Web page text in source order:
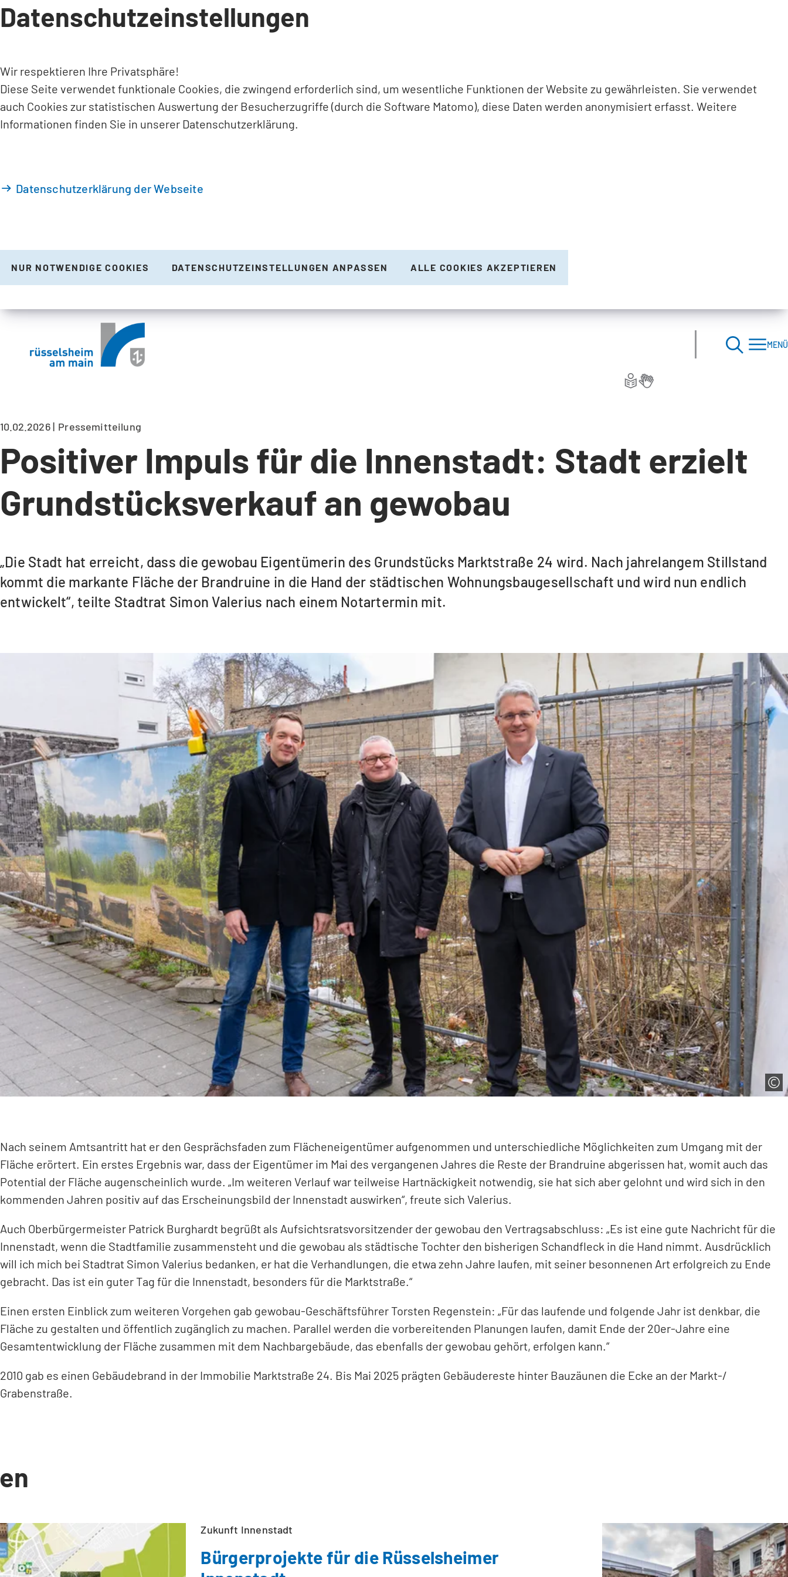
INHALT ANSPRINGEN
Datenschutzeinstellungen
Wir respektieren Ihre Privatsphäre!
Diese Seite verwendet funktionale Cookies, die zwingend erforderlich sind, um wesentliche Funktionen der Website zu gewährleisten. Sie verwendet
auch Cookies zur statistischen Auswertung der Besucherzugriffe (durch die Software Matomo), diese Daten werden anonymisiert erfasst. Weitere
Informationen finden Sie in unserer Datenschutzerklärung.
Datenschutzerklärung der Webseite
NUR NOTWENDIGE COOKIES DATENSCHUTZEINSTELLUNGEN ANPASSEN ALLE COOKIES AKZEPTIEREN
MENÜ
10.02.2026 Pressemitteilung
Positiver Impuls für die Innenstadt: Stadt erzielt
Grundstücksverkauf an gewobau
„Die Stadt hat erreicht, dass die gewobau Eigentümerin des Grundstücks Marktstraße 24 wird. Nach jahrelangem Stillstand
kommt die markante Fläche der Brandruine in die Hand der städtischen Wohnungsbaugesellschaft und wird nun endlich
entwickelt“, teilte Stadtrat Simon Valerius nach einem Notartermin mit.
Nach seinem Amtsantritt hat er den Gesprächsfaden zum Flächeneigentümer aufgenommen und unterschiedliche Möglichkeiten zum Umgang mit der
Fläche erörtert. Ein erstes Ergebnis war, dass der Eigentümer im Mai des vergangenen Jahres die Reste der Brandruine abgerissen hat, womit auch das
Potential der Fläche augenscheinlich wurde. „Im weiteren Verlauf war teilweise Hartnäckigkeit notwendig, sie hat sich aber gelohnt und wird sich in den
kommenden Jahren positiv auf das Erscheinungsbild der Innenstadt auswirken“, freute sich Valerius.
Auch Oberbürgermeister Patrick Burghardt begrüßt als Aufsichtsratsvorsitzender der gewobau den Vertragsabschluss: „Es ist eine gute Nachricht für die
Innenstadt, wenn die Stadtfamilie zusammensteht und die gewobau als städtische Tochter den bisherigen Schandfleck in die Hand nimmt. Ausdrücklich
will ich mich bei Stadtrat Simon Valerius bedanken, er hat die Verhandlungen, die etwa zehn Jahre laufen, mit seiner besonnenen Art erfolgreich zu Ende
gebracht. Das ist ein guter Tag für die Innenstadt, besonders für die Marktstraße.“
Einen ersten Einblick zum weiteren Vorgehen gab gewobau-Geschäftsführer Torsten Regenstein: „Für das laufende und folgende Jahr ist denkbar, die
Fläche zu gestalten und öffentlich zugänglich zu machen. Parallel werden die vorbereitenden Planungen laufen, damit Ende der 20er-Jahre eine
Gesamtentwicklung der Fläche zusammen mit dem Nachbargebäude, das ebenfalls der gewobau gehört, erfolgen kann.“
2010 gab es einen Gebäudebrand in der Immobilie Marktstraße 24. Bis Mai 2025 prägten Gebäudereste hinter Bauzäunen die Ecke an der Markt-/
Grabenstraße.
Zukunft Innenstadt
Bürgerprojekte für die Rüsselsheimer